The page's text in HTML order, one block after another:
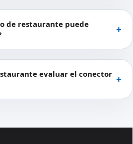
de restaurante puede
evaluar el conector